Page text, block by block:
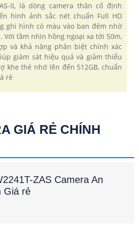
AS-IL là dòng camera thân cố định
hình ảnh sắc nét chuẩn Full HD
ghi hình có màu vào ban đêm nhờ
Với tầm nhìn hồng ngoại xa tới 50m,
và khả năng phân biệt chính xác
giám sát hiệu quả và giảm thiểu
khe thẻ nhớ lên đến 512GB, chuẩn
rẻ
GIÁ RẺ CHÍNH
ZAS Camera An
Giá rẻ